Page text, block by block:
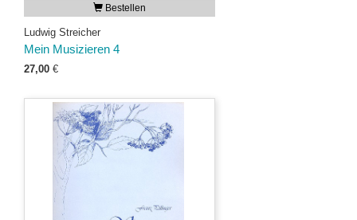
Bestellen
Ludwig Streicher
Mein Musizieren 4
27,00 €